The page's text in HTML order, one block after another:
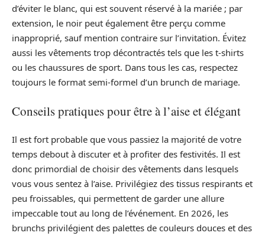
d’éviter le blanc, qui est souvent réservé à la mariée ; par
extension, le noir peut également être perçu comme
inapproprié, sauf mention contraire sur l’invitation. Évitez
aussi les vêtements trop décontractés tels que les t-shirts
ou les chaussures de sport. Dans tous les cas, respectez
toujours le format semi-formel d’un brunch de mariage.
Conseils pratiques pour être à l’aise et élégant
Il est fort probable que vous passiez la majorité de votre
temps debout à discuter et à profiter des festivités. Il est
donc primordial de choisir des vêtements dans lesquels
vous vous sentez à l’aise. Privilégiez des tissus respirants et
peu froissables, qui permettent de garder une allure
impeccable tout au long de l’événement. En 2026, les
brunchs privilégient des palettes de couleurs douces et des